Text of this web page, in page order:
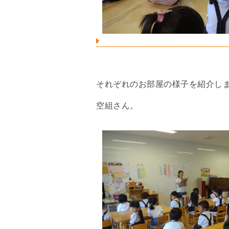
それぞれのお部屋の様子を紹介し
空組さん。